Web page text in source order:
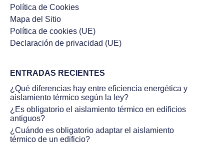
Política de Cookies
Mapa del Sitio
Política de cookies (UE)
Declaración de privacidad (UE)
ENTRADAS RECIENTES
¿Qué diferencias hay entre eficiencia energética y
aislamiento térmico según la ley?
¿Es obligatorio el aislamiento térmico en edificios
antiguos?
¿Cuándo es obligatorio adaptar el aislamiento
térmico de un edificio?